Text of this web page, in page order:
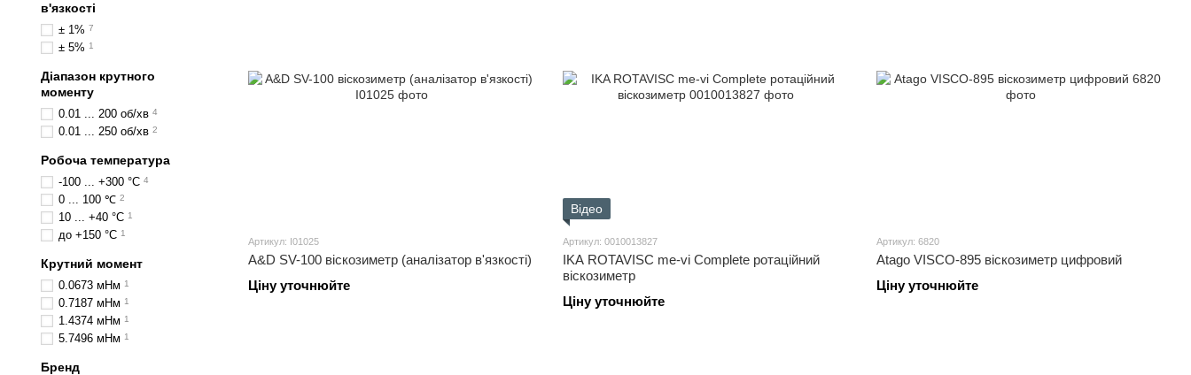
Артикул: I01025
A&D SV-100 віскозиметр (аналізатор в'язкості)
Ціну уточнюйте
Відео
Артикул: 0010013827
IKA ROTAVISC me-vi Complete ротаційний
віскозиметр
Ціну уточнюйте
Артикул: 6820
Atago VISCO-895 віскозиметр цифровий
Ціну уточнюйте
в'язкості
± 1% 7
± 5% 1
Діапазон крутного
моменту
0.01 ... 200 об/хв 4
0.01 ... 250 об/хв 2
Робоча температура
-100 ... +300 °C 4
0 ... 100 ℃ 2
10 ... +40 °C 1
до +150 °C 1
Крутний момент
0.0673 мНм 1
0.7187 мНм 1
1.4374 мНм 1
5.7496 мНм 1
Бренд